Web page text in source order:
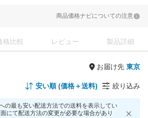
商品価格ナビについての注意
格比較 レビュー 製品詳細
お届け先
安い順 (価格＋送料) 絞り込み
の最も安い配送方法での送料を表示してい
にて配送方法の変更が必要な場合があり